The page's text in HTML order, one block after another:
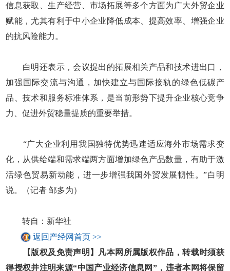
信息获取、生产经营、市场拓展等多个方面为广大外贸企业
赋能，尤其有利于中小企业降低成本、提高效率、增强企业
的抗风险能力。
白明还表示，会议提出的拓展相关产品和技术进出口，
加强国际交流与沟通，加快建立与国际接轨的绿色低碳产
品、技术和服务标准体系，是当前形势下提升企业核心竞争
力、促进外贸稳量提质的重要举措。
“广大企业利用我国独特优势迅速适应海外市场需求变
化，从供给端和需求端两方面增加绿色产品数量，有助于激
活绿色贸易新动能，进一步增强我国外贸发展韧性。”白明
说。（记者 邹多为）
转自：新华社
返回产经网首页 >>
【版权及免责声明】凡本网所属版权作品，转载时须获
得授权并注明来源“中国产业经济信息网”，违者本网将保留